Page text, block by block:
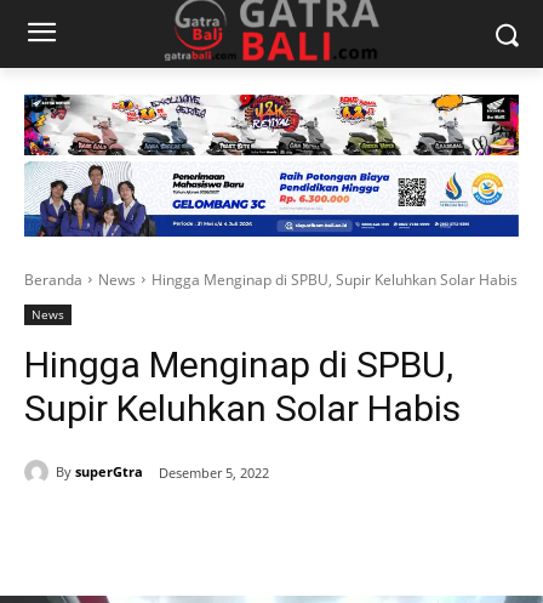
Beranda News Hingga Menginap di SPBU, Supir Keluhkan Solar Habis
News
Hingga Menginap di SPBU,
Supir Keluhkan Solar Habis
By superGtra Desember 5, 2022